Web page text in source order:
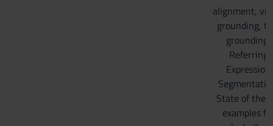
alignment,
grounding,
grounding,
Referring
Expression
State of the
examples